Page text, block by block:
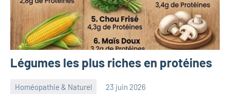
Légumes les plus riches en protéines
Homéopathie & Naturel 23 juin 2026
herbosafe